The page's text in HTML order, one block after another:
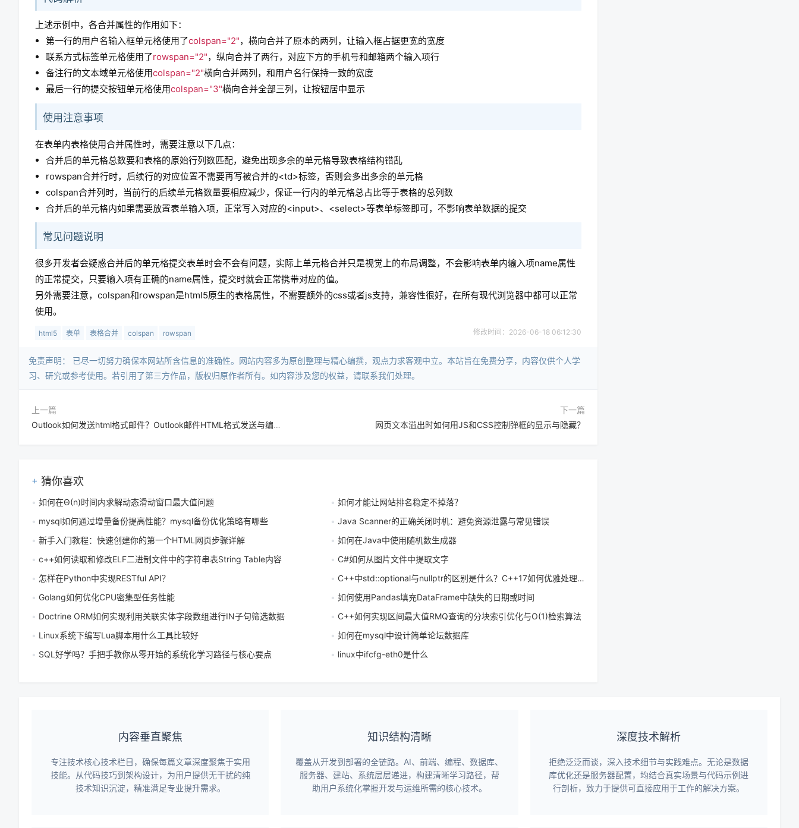
上述示例中，各合并属性的作用如下：
第一行的用户名输入框单元格使用了colspan="2"，横向合并了原本的两列，让输入框占据更宽的宽度
联系方式标签单元格使用了rowspan="2"，纵向合并了两行，对应下方的手机号和邮箱两个输入项行
备注行的文本域单元格使用colspan="2"横向合并两列，和用户名行保持一致的宽度
最后一行的提交按钮单元格使用colspan="3"横向合并全部三列，让按钮居中显示
使用注意事项
在表单内表格使用合并属性时，需要注意以下几点：
合并后的单元格总数要和表格的原始行列数匹配，避免出现多余的单元格导致表格结构错乱
rowspan合并行时，后续行的对应位置不需要再写被合并的<td>标签，否则会多出多余的单元格
colspan合并列时，当前行的后续单元格数量要相应减少，保证一行内的单元格总占比等于表格的总列数
合并后的单元格内如果需要放置表单输入项，正常写入对应的<input>、<select>等表单标签即可，不影响表单数据的提交
常见问题说明
很多开发者会疑惑合并后的单元格提交表单时会不会有问题，实际上单元格合并只是视觉上的布局调整，不会影响表单内输入项name属性
的正常提交，只要输入项有正确的name属性，提交时就会正常携带对应的值。
另外需要注意，colspan和rowspan是html5原生的表格属性，不需要额外的css或者js支持，兼容性很好，在所有现代浏览器中都可以正常
使用。
html5 表单 表格合并 colspan rowspan 修改时间：2026-06-18 06:12:30
免责声明：​ 已尽一切努力确保本网站所含信息的准确性。网站内容多为原创整理与精心编撰，观点力求客观中立。本站旨在免费分享，内容仅供个人学
习、研究或参考使用。若引用了第三方作品，版权归原作者所有。如内容涉及您的权益，请联系我们处理。
上一篇
Outlook如何发送html格式邮件？Outlook邮件HTML格式发送与编辑方法有哪些
下一篇
网页文本溢出时如何用JS和CSS控制弹框的显示与隐藏？
猜你喜欢
如何在Θ(n)时间内求解动态滑动窗口最大值问题
如何才能让网站排名稳定不掉落？
mysql如何通过增量备份提高性能？mysql备份优化策略有哪些
Java Scanner的正确关闭时机：避免资源泄露与常见错误
新手入门教程：快速创建你的第一个HTML网页步骤详解
如何在Java中使用随机数生成器
c++如何读取和修改ELF二进制文件中的字符串表String Table内容
C#如何从图片文件中提取文字
怎样在Python中实现RESTful API？
C++中std::optional与nullptr的区别是什么？C++17如何优雅处理空值
Golang如何优化CPU密集型任务性能
如何使用Pandas填充DataFrame中缺失的日期或时间
Doctrine ORM如何实现利用关联实体字段数组进行IN子句筛选数据
C++如何实现区间最大值RMQ查询的分块索引优化与O(1)检索算法
Linux系统下编写Lua脚本用什么工具比较好
如何在mysql中设计简单论坛数据库
SQL好学吗？手把手教你从零开始的系统化学习路径与核心要点
linux中ifcfg-eth0是什么
内容垂直聚焦
专注技术核心技术栏目，确保每篇文章深度聚焦于实用
技能。从代码技巧到架构设计，为用户提供无干扰的纯
技术知识沉淀，精准满足专业提升需求。
知识结构清晰
覆盖从开发到部署的全链路。AI、前端、编程、数据库、
服务器、建站、系统层层递进，构建清晰学习路径，帮
助用户系统化掌握开发与运维所需的核心技术。
深度技术解析
拒绝泛泛而谈，深入技术细节与实践难点。无论是数据
库优化还是服务器配置，均结合真实场景与代码示例进
行剖析，致力于提供可直接应用于工作的解决方案。